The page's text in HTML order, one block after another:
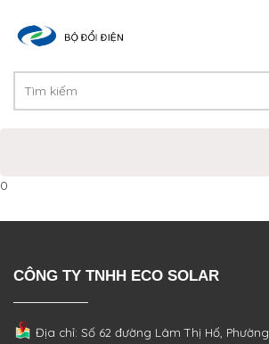
0
CÔNG TY TNHH ECO SOLAR
Địa chỉ: Số 62 đường Lâm Thị Hố, Phường